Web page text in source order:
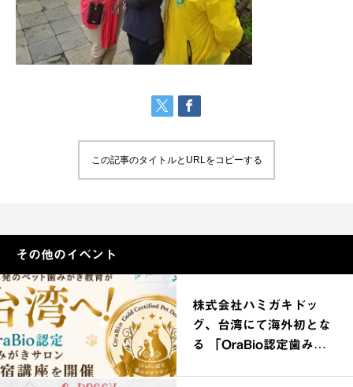
この記事のタイトルとURLをコピーする
その他のイベント
株式会社ハミガキドッ
グ、台湾にて海外初とな
る 「OraBio認定歯みが